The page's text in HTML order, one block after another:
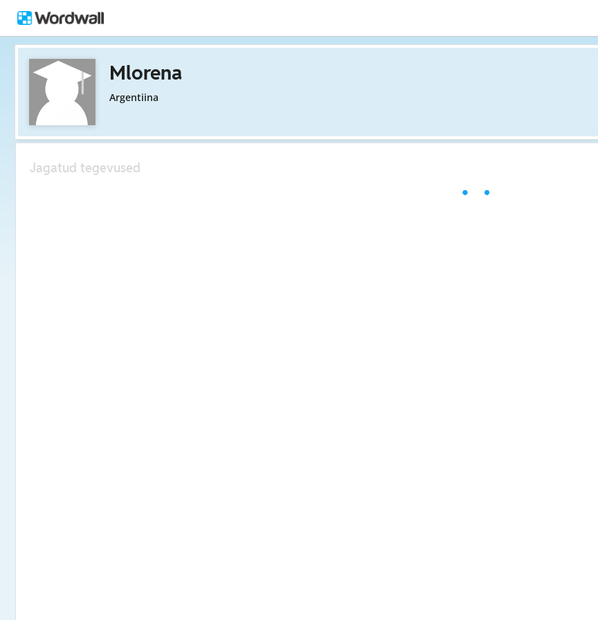
Mlorena
Argentiina
Jagatud tegevused